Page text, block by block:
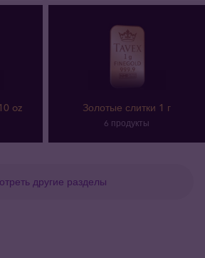
другие разделы
oz Золотые слитки 1 г
6 продукты